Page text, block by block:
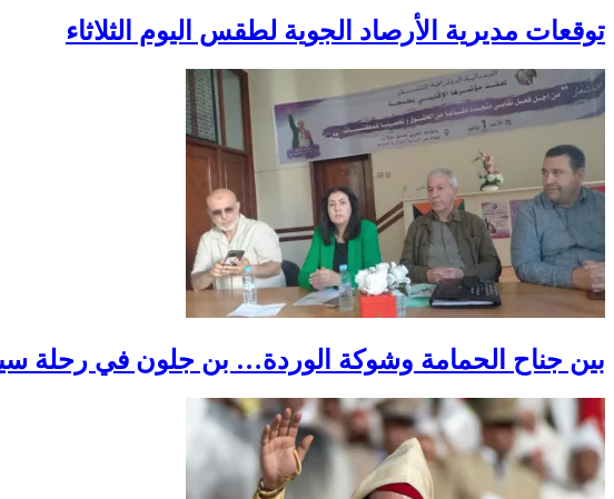
توقعات مديرية الأرصاد الجوية لطقس اليوم الثلاثاء
بين جناح الحمامة وشوكة الوردة… بن جلون في رحلة